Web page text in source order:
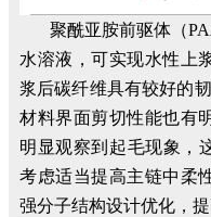
聚酰亚胺前驱体（
水溶液，可实现水性上
浆后碳纤维具有较好的
材料界面剪切性能也有
明显观察到起毛现象，
考虑适当提高主链中柔
强分子结构设计优化，